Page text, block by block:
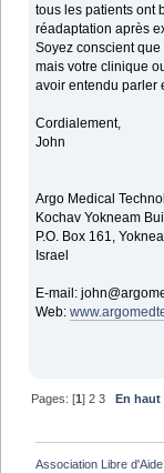
tous les patients ont
réadaptation après
Soyez conscient
mais votre clinique
avoir entendu parler
Cordialement,
John
Argo Medical
Kochav Yokneam
P.O. Box 161,
Israel
E-mail:
Web:
Pages: [1]2 3
En haut
Association Libre